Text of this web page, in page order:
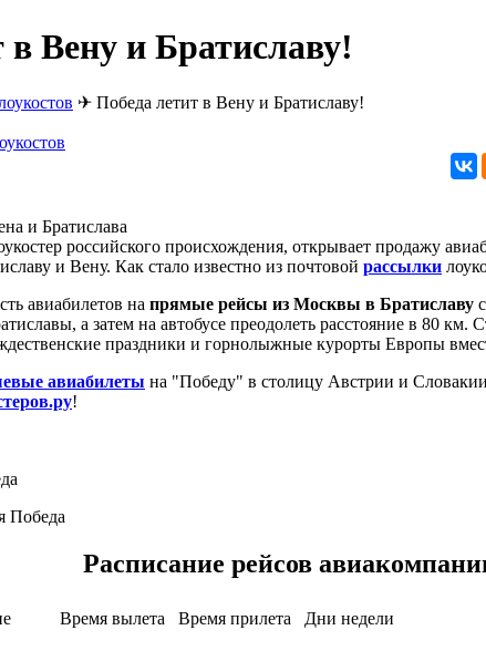
в Вену и Братиславу!
✈ Победа летит в Вену и Братиславу!
российского происхождения, открывает продажу
и Вену. Как стало известно из почтовой рассылки
авиабилетов на прямые рейсы из Москвы в Братиславу
а затем на автобусе преодолеть расстояние в 80
праздники и горнолыжные курорты Европы
авиабилеты на "Победу" в столицу Австрии и
!
Расписание рейсов
Время вылета Время прилета Дни недели